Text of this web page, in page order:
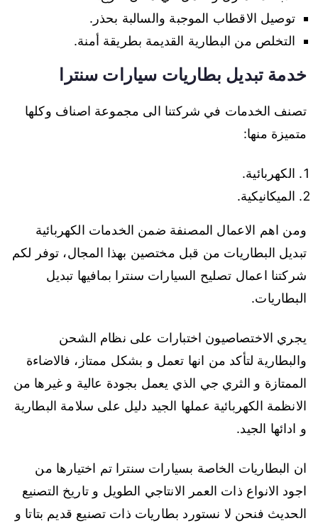
توصيل الاقطاب الموجبة والسالبة بحذر.
التخلص من البطارية القديمة بطريقة أمنة.
خدمة تبديل بطاريات سيارات سنترا
تصنف الخدمات في شركتنا الى مجموعة اصناف وكلها
متميزة منها:
الكهربائية.
الميكانيكية.
ومن اهم الاعمال المصنفة ضمن الخدمات الكهربائية
تبديل البطاريات من قبل مختصين بهذا المجال، توفر لكم
شركتنا اعمال تصليح السيارات سنترا بمافيها تبديل
البطاريات.
يجري الاختصاصيون اختبارات على نظام الشحن
والبطارية لتأكد من انها تعمل و بشكل ممتاز، فالاضاءة
الممتازة و الثري جي الذي يعمل بجودة عالية و غيرها من
الانظمة الكهربائية عملها الجيد دليل على سلامة البطارية
و ادائها الجيد.
ان البطاريات الخاصة بسيارات سنترا تم اختيارها من
اجود الانواع ذات العمر الانتاجي الطويل و تاريخ التصنيع
الحديث فنحن لا نستورد بطاريات ذات تصنيع قديم بتاتا و